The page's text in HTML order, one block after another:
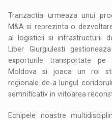
Tranzactia urmeaza unui
M&A si reprezinta o
al logisticii si infrastructurii
Liber Giurgiulesti
exporturile transportate pe
Moldova si joaca un rol
regionale de-a lungul
semnificativ in viitoarea
Echipele noastre